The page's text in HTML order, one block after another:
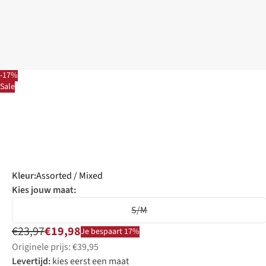
-17%
Sale
Kleur:Assorted / Mixed
Kies jouw maat:
S/M
€23,97€19,98Je bespaart 17%
Originele prijs: €39,95
Levertijd:kies eerst een maat